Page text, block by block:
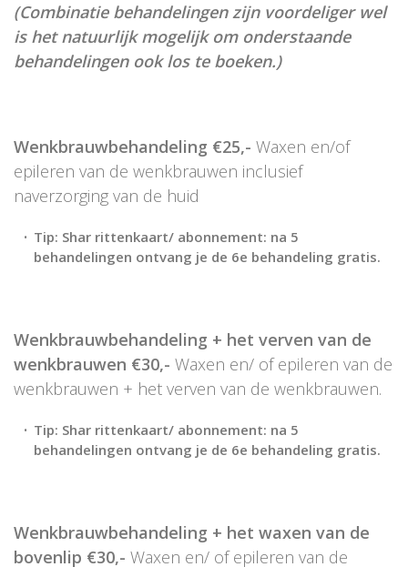
(Combinatie behandelingen zijn voordeliger wel
is het natuurlijk mogelijk om onderstaande
behandelingen ook los te boeken.)
Wenkbrauwbehandeling €25,- Waxen en/of
epileren van de wenkbrauwen inclusief
naverzorging van de huid
Tip: Shar rittenkaart/ abonnement: na 5
behandelingen ontvang je de 6e behandeling gratis.
Wenkbrauwbehandeling + het verven van de
wenkbrauwen €30,- Waxen en/ of epileren van de
wenkbrauwen + het verven van de wenkbrauwen.
Tip: Shar rittenkaart/ abonnement: na 5
behandelingen ontvang je de 6e behandeling gratis.
Wenkbrauwbehandeling + het waxen van de
bovenlip €30,- Waxen en/ of epileren van de